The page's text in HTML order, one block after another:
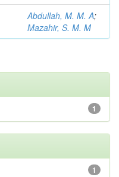
Abdullah, M. M. A;
Mazahir, S. M. M
1
1